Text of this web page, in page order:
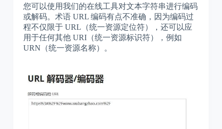
您可以使用我们的在线工具对文本字符串进行编码
或解码。术语 URL 编码有点不准确，因为编码过
程不仅限于 URL（统一资源定位符），还可以应
用于任何其他 URI（统一资源标识符），例如
URN（统一资源名称）。